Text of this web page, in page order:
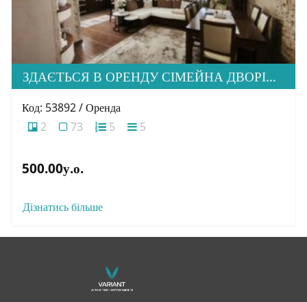
ЗДАЄТЬСЯ В ОРЕНДУ СІМЕЙНА ДВОРІВНЕВА КВАРТИРА В М. УЖГОРОД
Код: 53892 / Оренда
2
73 5 5
500.00у.о.
Дізнатись більше